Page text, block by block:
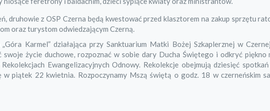
druhowie z OSP Czerna będą kwestować przed klasztorem na zakup sprzętu
oraz turystom odwiedzającym Czerną.
Karmel” działająca przy Sanktuarium Matki Bożej Szkaplerznej w
swoje życie duchowe, rozpoznać w sobie dary Ducha Świętego i odkryć piękno
Ewangelizacyjnych Odnowy. Rekolekcje obejmują dziesięć
piątek 22 kwietnia. Rozpoczynamy Mszą świętą o godz. 18 w czerneńskim